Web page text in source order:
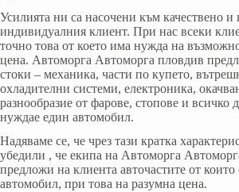
Усилията ни са насочени към качествено
индивидуалния клиент. При нас всеки
точно това от което има нужда на
цена. Автоморга Автоморга пловдив
стоки – механика, части по купето,
охладителни системи, електроника,
разнообразие от фарове, стопове и всичко
нуждае един автомобил.
Надяваме се, че чрез тази кратка
убедили , че екипа на Автоморга
предложи на клиента авточастите от които
автомобил, при това на разумна цена.